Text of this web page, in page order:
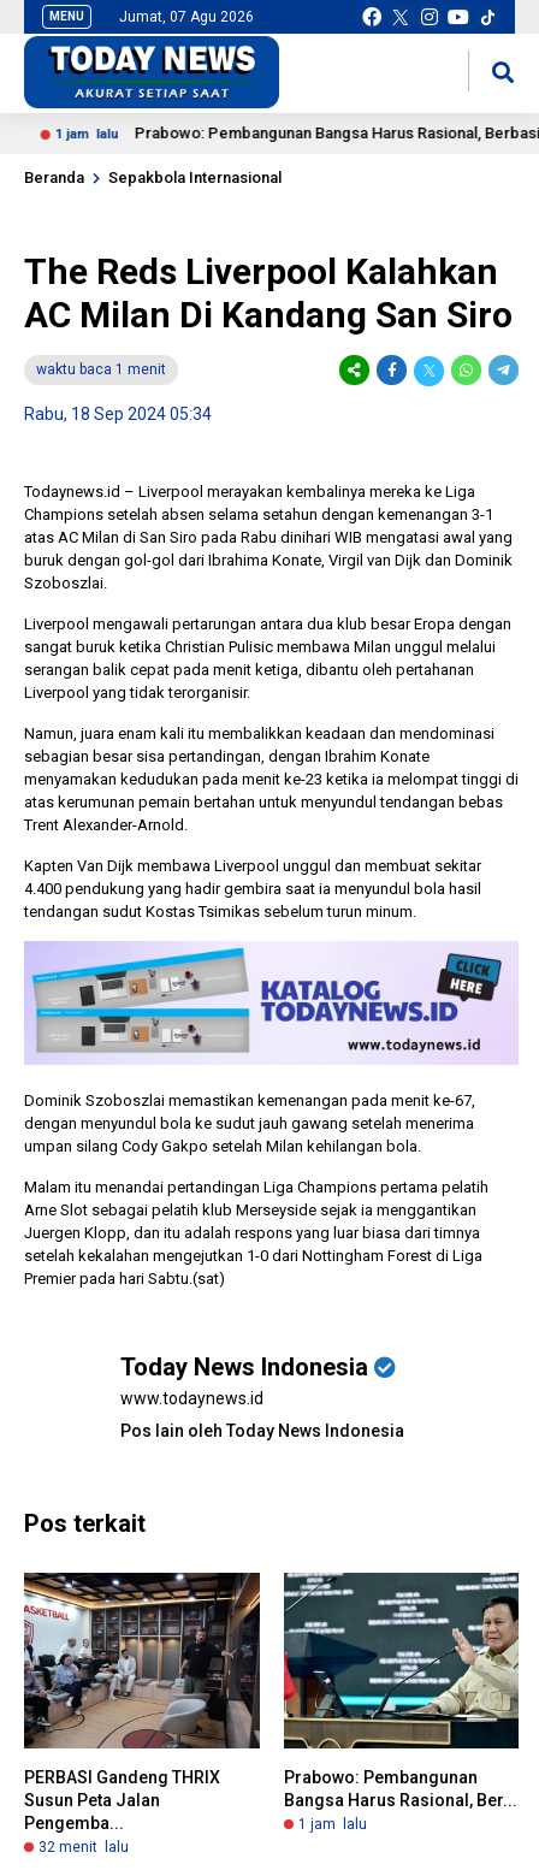
MENU Jumat, 07 Agu 2026
1 jam lalu Prabowo: Pembangunan Bangsa Harus Rasional, Berbasis
Beranda Sepakbola Internasional
The Reds Liverpool Kalahkan
AC Milan Di Kandang San Siro
waktu baca 1 menit
Rabu, 18 Sep 2024 05:34
Todaynews.id – Liverpool merayakan kembalinya mereka ke Liga
Champions setelah absen selama setahun dengan kemenangan 3-1
atas AC Milan di San Siro pada Rabu dinihari WIB mengatasi awal yang
buruk dengan gol-gol dari Ibrahima Konate, Virgil van Dijk dan Dominik
Szoboszlai.
Liverpool mengawali pertarungan antara dua klub besar Eropa dengan
sangat buruk ketika Christian Pulisic membawa Milan unggul melalui
serangan balik cepat pada menit ketiga, dibantu oleh pertahanan
Liverpool yang tidak terorganisir.
Namun, juara enam kali itu membalikkan keadaan dan mendominasi
sebagian besar sisa pertandingan, dengan Ibrahim Konate
menyamakan kedudukan pada menit ke-23 ketika ia melompat tinggi di
atas kerumunan pemain bertahan untuk menyundul tendangan bebas
Trent Alexander-Arnold.
Kapten Van Dijk membawa Liverpool unggul dan membuat sekitar
4.400 pendukung yang hadir gembira saat ia menyundul bola hasil
tendangan sudut Kostas Tsimikas sebelum turun minum.
Dominik Szoboszlai memastikan kemenangan pada menit ke-67,
dengan menyundul bola ke sudut jauh gawang setelah menerima
umpan silang Cody Gakpo setelah Milan kehilangan bola.
Malam itu menandai pertandingan Liga Champions pertama pelatih
Arne Slot sebagai pelatih klub Merseyside sejak ia menggantikan
Juergen Klopp, dan itu adalah respons yang luar biasa dari timnya
setelah kekalahan mengejutkan 1-0 dari Nottingham Forest di Liga
Premier pada hari Sabtu.(sat)
Today News Indonesia
www.todaynews.id
Pos lain oleh Today News Indonesia
Pos terkait
PERBASI Gandeng THRIX
Susun Peta Jalan
Pengemba...
32 menit lalu
Prabowo: Pembangunan
Bangsa Harus Rasional, Ber...
1 jam lalu
Banyak Gugatan di
Pilkada 2024, Legislator
Ragukan SDM Bawaslu
KPU
Keputusan